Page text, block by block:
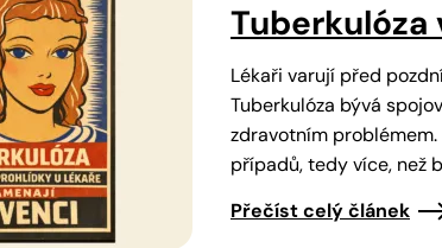
Tuberkulóza
Lékaři varují před
Tuberkulóza bývá
zdravotním
případů, tedy více, než
Přečíst celý článek